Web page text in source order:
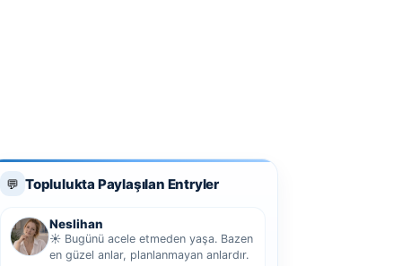
💬 Toplulukta Paylaşılan Entryler
Neslihan
☀️ Bugünü acele etmeden yaşa. Bazen
en güzel anlar, planlanmayan anlardır.